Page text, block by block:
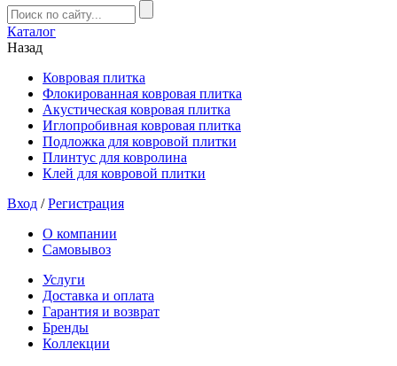
Каталог
Назад
Ковровая плитка
Флокированная ковровая плитка
Акустическая ковровая плитка
Иглопробивная ковровая плитка
Подложка для ковровой плитки
Плинтус для ковролина
Клей для ковровой плитки
Вход /Регистрация
О компании
Самовывоз
Услуги
Доставка и оплата
Гарантия и возврат
Бренды
Коллекции